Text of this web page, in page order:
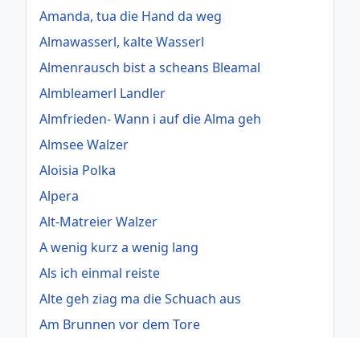
Amanda, tua die Hand da weg
Almawasserl, kalte Wasserl
Almenrausch bist a scheans Bleamal
Almbleamerl Landler
Almfrieden- Wann i auf die Alma geh
Almsee Walzer
Aloisia Polka
Alpera
Alt-Matreier Walzer
A wenig kurz a wenig lang
Als ich einmal reiste
Alte geh ziag ma die Schuach aus
Am Brunnen vor dem Tore